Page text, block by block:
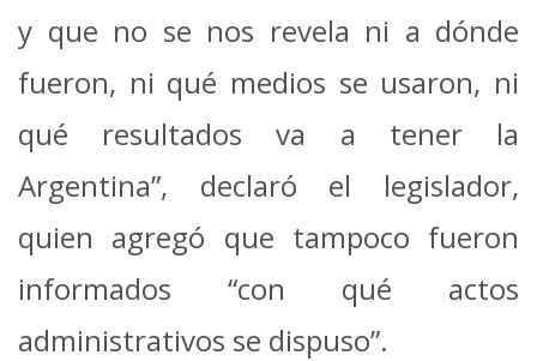
y que no se nos revela ni a dónde
fueron, ni qué medios se usaron, ni
qué resultados va a tener la
Argentina”, declaró el legislador,
quien agregó que tampoco fueron
informados “con qué actos
administrativos se dispuso”.